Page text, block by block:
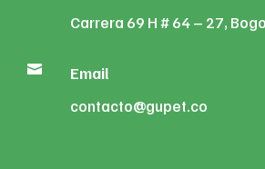
Carrera 69 H # 64 – 27,
 Email
contacto@gupet.co